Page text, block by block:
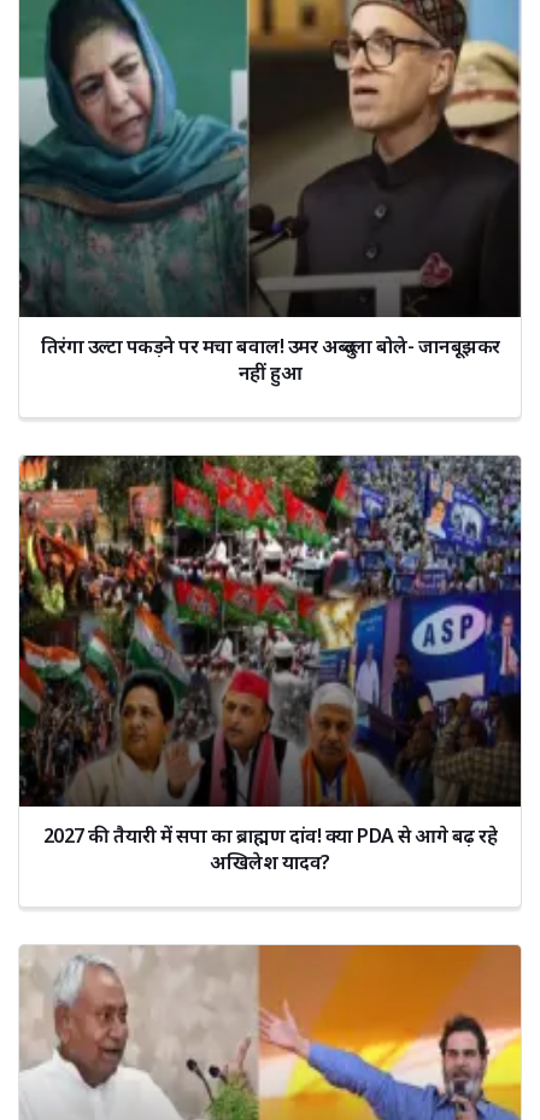
तिरंगा उल्टा पकड़ने पर मचा बवाल! उमर अब्दुल्ला बोले- जानबूझकर
नहीं हुआ
2027 की तैयारी में सपा का ब्राह्मण दांव! क्या PDA से आगे बढ़ रहे
अखिलेश यादव?